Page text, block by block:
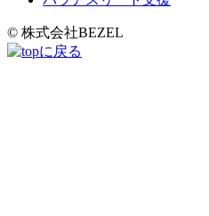
© 株式会社BEZEL